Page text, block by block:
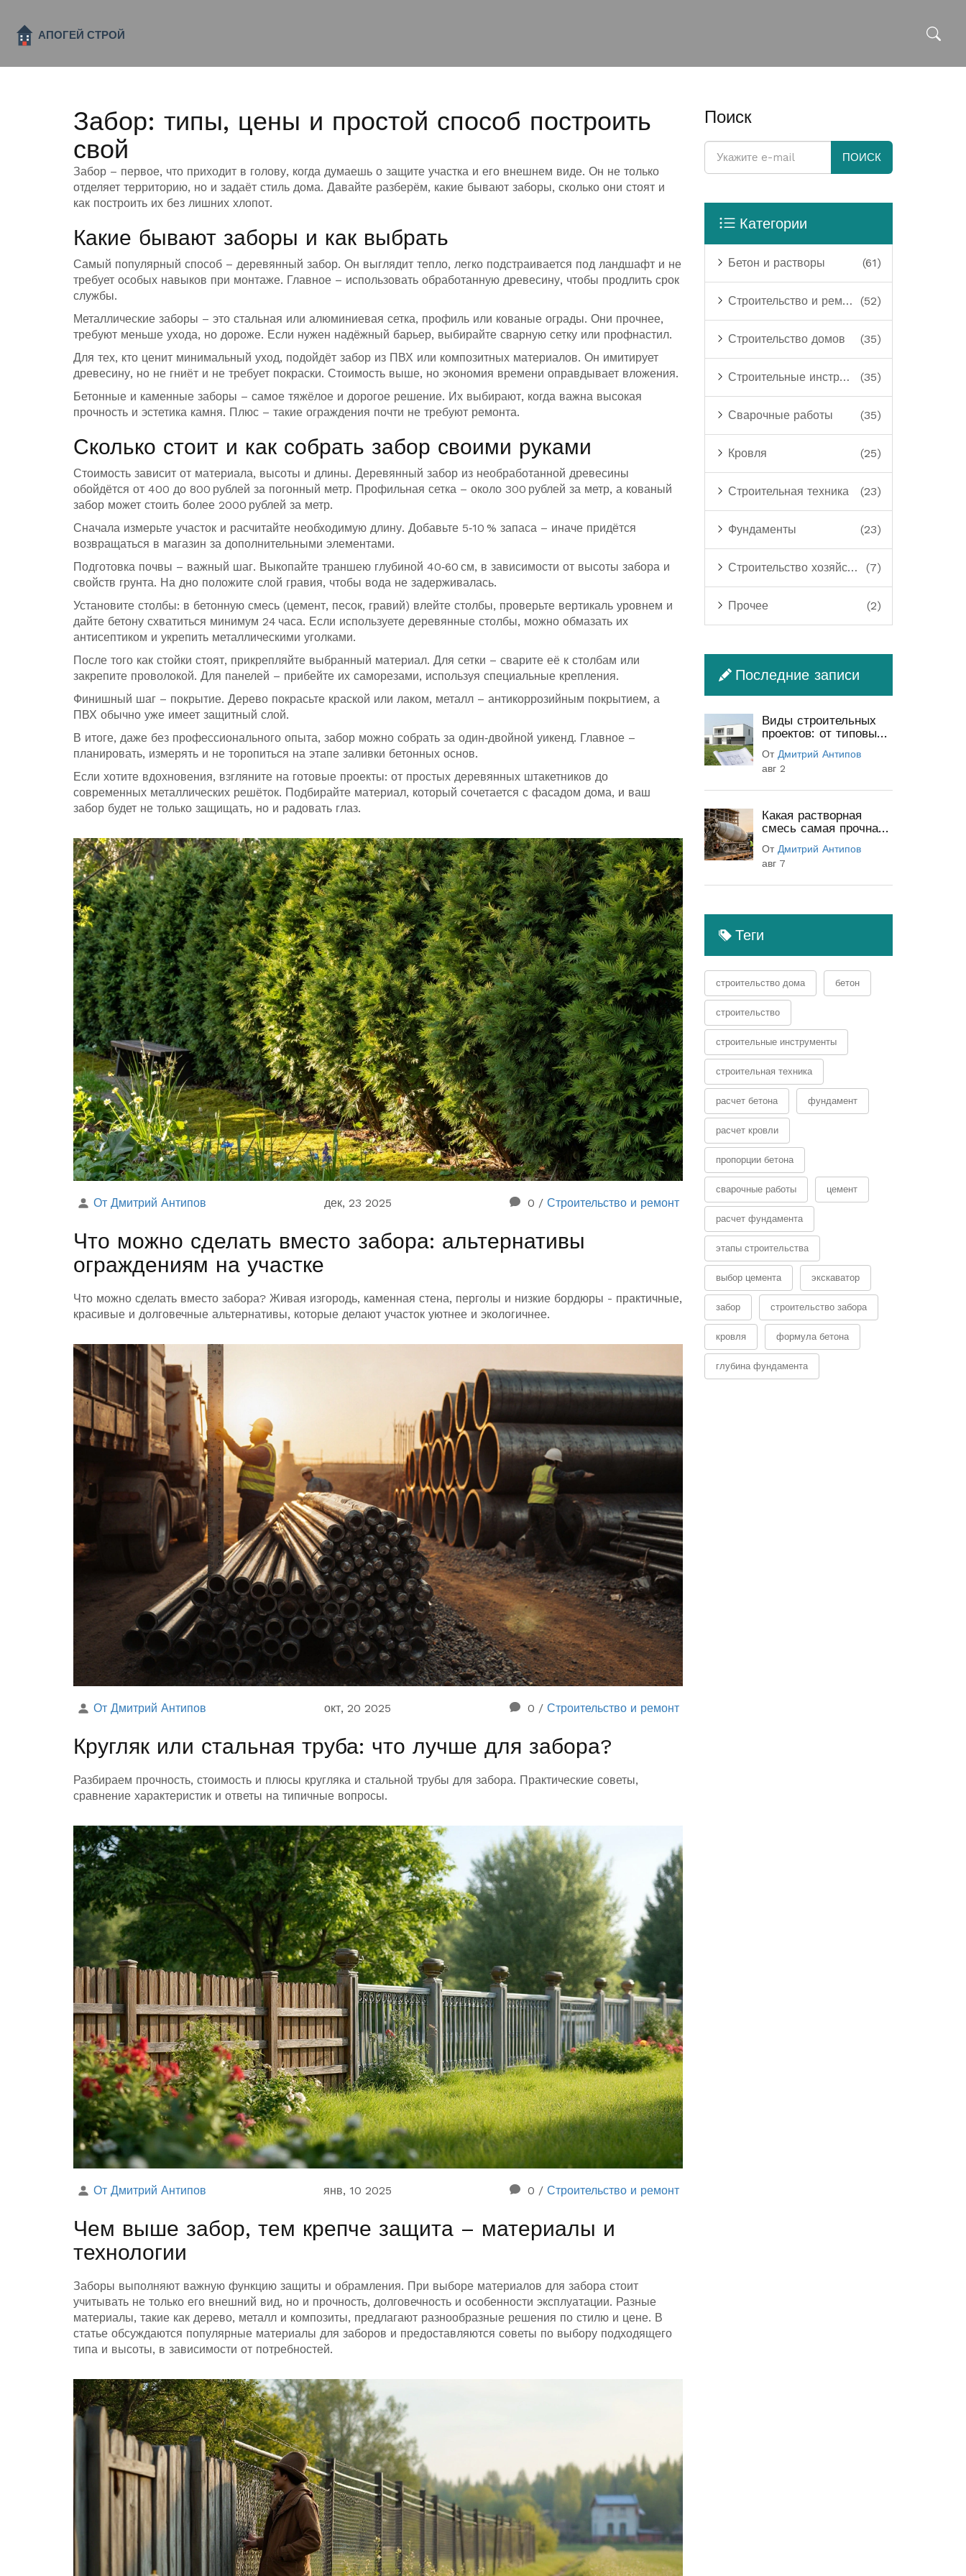
Забор: типы, цены и простой способ построить
свой
Забор – первое, что приходит в голову, когда думаешь о защите участка и его внешнем виде. Он не только
отделяет территорию, но и задаёт стиль дома. Давайте разберём, какие бывают заборы, сколько они стоят и
как построить их без лишних хлопот.
Какие бывают заборы и как выбрать
Самый популярный способ – деревянный забор. Он выглядит тепло, легко подстраивается под ландшафт и не
требует особых навыков при монтаже. Главное – использовать обработанную древесину, чтобы продлить срок
службы.
Металлические заборы – это стальная или алюминиевая сетка, профиль или кованые ограды. Они прочнее,
требуют меньше ухода, но дороже. Если нужен надёжный барьер, выбирайте сварную сетку или профнастил.
Для тех, кто ценит минимальный уход, подойдёт забор из ПВХ или композитных материалов. Он имитирует
древесину, но не гниёт и не требует покраски. Стоимость выше, но экономия времени оправдывает вложения.
Бетонные и каменные заборы – самое тяжёлое и дорогое решение. Их выбирают, когда важна высокая
прочность и эстетика камня. Плюс – такие ограждения почти не требуют ремонта.
Сколько стоит и как собрать забор своими руками
Стоимость зависит от материала, высоты и длины. Деревянный забор из необработанной древесины
обойдётся от 400 до 800 рублей за погонный метр. Профильная сетка – около 300 рублей за метр, а кованый
забор может стоить более 2000 рублей за метр.
Сначала измерьте участок и расчитайте необходимую длину. Добавьте 5‑10 % запаса – иначе придётся
возвращаться в магазин за дополнительными элементами.
Подготовка почвы – важный шаг. Выкопайте траншею глубиной 40‑60 см, в зависимости от высоты забора и
свойств грунта. На дно положите слой гравия, чтобы вода не задерживалась.
Установите столбы: в бетонную смесь (цемент, песок, гравий) влейте столбы, проверьте вертикаль уровнем и
дайте бетону схватиться минимум 24 часа. Если используете деревянные столбы, можно обмазать их
антисептиком и укрепить металлическими уголками.
После того как стойки стоят, прикрепляйте выбранный материал. Для сетки – сварите её к столбам или
закрепите проволокой. Для панелей – прибейте их саморезами, используя специальные крепления.
Финишный шаг – покрытие. Дерево покрасьте краской или лаком, металл – антикоррозийным покрытием, а
ПВХ обычно уже имеет защитный слой.
В итоге, даже без профессионального опыта, забор можно собрать за один‑двойной уикенд. Главное –
планировать, измерять и не торопиться на этапе заливки бетонных основ.
Если хотите вдохновения, взгляните на готовые проекты: от простых деревянных штакетников до
современных металлических решёток. Подбирайте материал, который сочетается с фасадом дома, и ваш
забор будет не только защищать, но и радовать глаз.
От Дмитрий Антипов дек, 23 2025 0 / Строительство и ремонт
Что можно сделать вместо забора: альтернативы
ограждениям на участке
Что можно сделать вместо забора? Живая изгородь, каменная стена, перголы и низкие бордюры - практичные,
красивые и долговечные альтернативы, которые делают участок уютнее и экологичнее.
От Дмитрий Антипов окт, 20 2025 0 / Строительство и ремонт
Кругляк или стальная труба: что лучше для забора?
Разбираем прочность, стоимость и плюсы кругляка и стальной трубы для забора. Практические советы,
сравнение характеристик и ответы на типичные вопросы.
От Дмитрий Антипов янв, 10 2025 0 / Строительство и ремонт
Чем выше забор, тем крепче защита – материалы и
технологии
Заборы выполняют важную функцию защиты и обрамления. При выборе материалов для забора стоит
учитывать не только его внешний вид, но и прочность, долговечность и особенности эксплуатации. Разные
материалы, такие как дерево, металл и композиты, предлагают разнообразные решения по стилю и цене. В
статье обсуждаются популярные материалы для заборов и предоставляются советы по выбору подходящего
типа и высоты, в зависимости от потребностей.
Поиск
ПОИСК
Категории
Бетон и растворы (61)
Строительство и ремонт (52)
Строительство домов (35)
Строительные инструменты (35)
Сварочные работы (35)
Кровля (25)
Строительная техника (23)
Фундаменты (23)
Строительство хозяйственных построек (7)
Прочее (2)
Последние записи
Виды строительных
проектов: от типовых
(полный гид)
От Дмитрий Антипов
авг 2
Какая растворная
смесь самая прочная:
секреты прочности
От Дмитрий Антипов
авг 7
Теги
строительство дома бетон
строительство
строительные инструменты
строительная техника
расчет бетона фундамент
расчет кровли
пропорции бетона
сварочные работы цемент
расчет фундамента
этапы строительства
выбор цемента экскаватор
забор строительство забора
кровля формула бетона
глубина фундамента